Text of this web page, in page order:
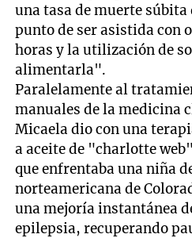
una tasa de muerte súbita
punto de ser asistida con
horas y la utilización de
alimentarla".
Paralelamente al
manuales de la medicina
Micaela dio con una
a aceite de "charlotte
que enfrentaba una niña
norteamericana de
una mejoría instantánea
epilepsia, recuperando